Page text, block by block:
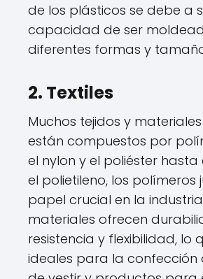
de los plásticos se debe a
capacidad de ser
diferentes formas y
2. Textiles
Muchos tejidos y
están compuestos por
el nylon y el poliéster hasta
el polietileno, los polímeros
papel crucial en la industria
materiales ofrecen
resistencia y flexibilidad, lo
ideales para la confección